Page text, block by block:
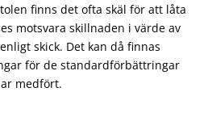
finns det ofta skäl för att låta
motsvara skillnaden i värde av
skick. Det kan då finnas
för de standardförbättringar
medfört.